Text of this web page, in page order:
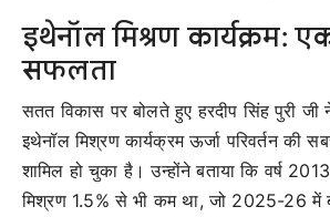
इथेनॉल मिश्रण कार्यक्रम:
सफलता
सतत विकास पर बोलते हुए हरदीप सिंह पुरी जी
इथेनॉल मिश्रण कार्यक्रम ऊर्जा परिवर्तन की
शामिल हो चुका है। उन्होंने बताया कि वर्ष
मिश्रण 1.5% से भी कम था, जो 2025-26